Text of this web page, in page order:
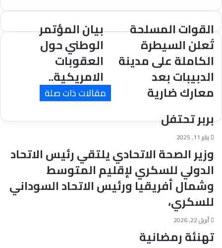
القوات
المسلحة
تُعلن
السيطرة
الكاملة
على
مدينة
الدبيبات
معارك
ضارية
القوات المسلحة
تُعلن السيطرة
الكاملة على مدينة
الدبيبات بعد
معارك ضارية
بيان
المؤتمر
الوطني
حول
العقوبات
الامريكية..
بيان المؤتمر
الوطني حول
العقوبات
الامريكية..
مقالات ذات صلة
بربر تحتفل
يناير 11, 2025
وزير الصحة الاتحادي يلتقي رئيس الاتحاد
الدولي للسكري لإقليم المتوسط
وشمال أفريقيا ورئيس الاتحاد السوداني
للسكري،
أبريل 22, 2026
تهنئة رمضانية